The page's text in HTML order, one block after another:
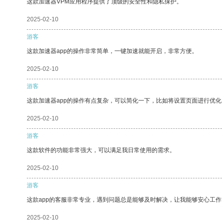
这款加速器VPM应用程序提供了顶级的安全性和隐私保护。
2025-02-10
游客
这款加速器app的操作非常简单，一键加速就能开启，非常方便。
2025-02-10
游客
这款加速器app的操作有点复杂，可以简化一下，比如将设置页面进行优
2025-02-10
游客
这款软件的功能非常强大，可以满足我日常使用的需求。
2025-02-10
游客
这款app的客服非常专业，遇到问题总是能够及时解决，让我能够安心工
2025-02-10